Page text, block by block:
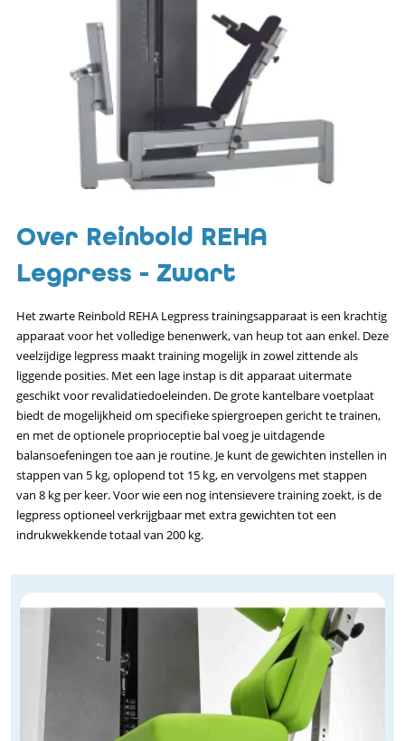
Over Reinbold REHA
Legpress - Zwart
Het zwarte Reinbold REHA Legpress trainingsapparaat is een krachtig
apparaat voor het volledige benenwerk, van heup tot aan enkel. Deze
veelzijdige legpress maakt training mogelijk in zowel zittende als
liggende posities. Met een lage instap is dit apparaat uitermate
geschikt voor revalidatiedoeleinden. De grote kantelbare voetplaat
biedt de mogelijkheid om specifieke spiergroepen gericht te trainen,
en met de optionele proprioceptie bal voeg je uitdagende
balansoefeningen toe aan je routine. Je kunt de gewichten instellen in
stappen van 5 kg, oplopend tot 15 kg, en vervolgens met stappen
van 8 kg per keer. Voor wie een nog intensievere training zoekt, is de
legpress optioneel verkrijgbaar met extra gewichten tot een
indrukwekkende totaal van 200 kg.